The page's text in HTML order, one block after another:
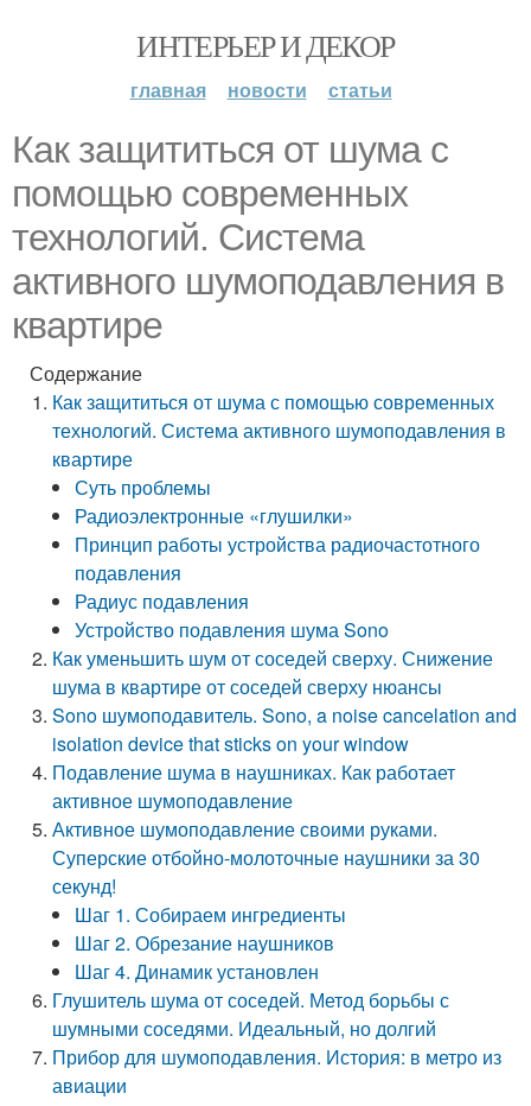
ИНТЕРЬЕР И ДЕКОР
главная новости статьи
Как защититься от шума с
помощью современных
технологий. Система
активного шумоподавления в
квартире
Содержание
Как защититься от шума с помощью современных
технологий. Система активного шумоподавления в
квартире
Суть проблемы
Радиоэлектронные «глушилки»
Принцип работы устройства радиочастотного
подавления
Радиус подавления
Устройство подавления шума Sono
Как уменьшить шум от соседей сверху. Снижение
шума в квартире от соседей сверху нюансы
Sono шумоподавитель. Sono, a noise cancelation and
isolation device that sticks on your window
Подавление шума в наушниках. Как работает
активное шумоподавление
Активное шумоподавление своими руками.
Суперские отбойно-молоточные наушники за 30
секунд!
Шаг 1. Собираем ингредиенты
Шаг 2. Обрезание наушников
Шаг 4. Динамик установлен
Глушитель шума от соседей. Метод борьбы с
шумными соседями. Идеальный, но долгий
Прибор для шумоподавления. История: в метро из
авиации